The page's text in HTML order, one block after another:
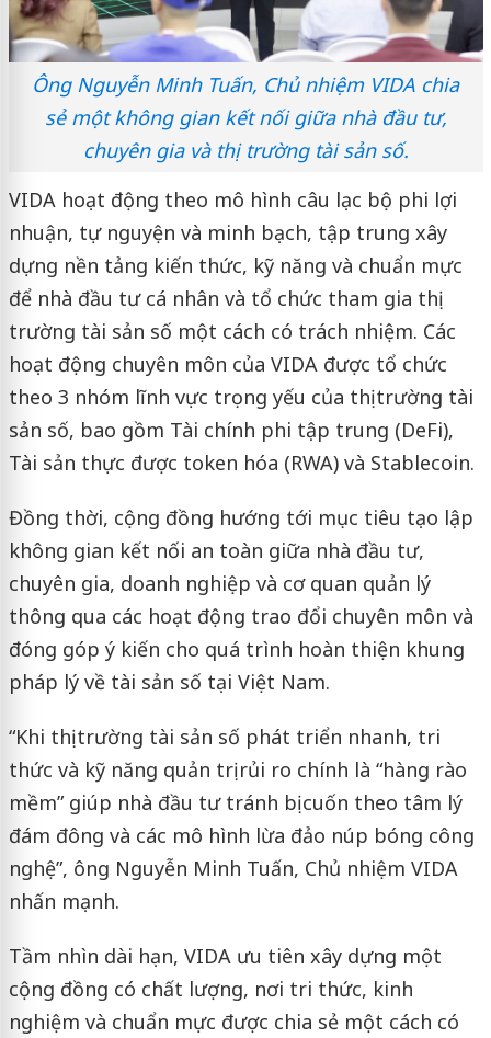
Ông Nguyễn Minh Tuấn, Chủ nhiệm VIDA chia
sẻ một không gian kết nối giữa nhà đầu tư,
chuyên gia và thị trường tài sản số.
VIDA hoạt động theo mô hình câu lạc bộ phi lợi
nhuận, tự nguyện và minh bạch, tập trung xây
dựng nền tảng kiến thức, kỹ năng và chuẩn mực
để nhà đầu tư cá nhân và tổ chức tham gia thị
trường tài sản số một cách có trách nhiệm. Các
hoạt động chuyên môn của VIDA được tổ chức
theo 3 nhóm lĩnh vực trọng yếu của thị trường tài
sản số, bao gồm Tài chính phi tập trung (DeFi),
Tài sản thực được token hóa (RWA) và Stablecoin.
Đồng thời, cộng đồng hướng tới mục tiêu tạo lập
không gian kết nối an toàn giữa nhà đầu tư,
chuyên gia, doanh nghiệp và cơ quan quản lý
thông qua các hoạt động trao đổi chuyên môn và
đóng góp ý kiến cho quá trình hoàn thiện khung
pháp lý về tài sản số tại Việt Nam.
“Khi thị trường tài sản số phát triển nhanh, tri
thức và kỹ năng quản trị rủi ro chính là “hàng rào
mềm” giúp nhà đầu tư tránh bị cuốn theo tâm lý
đám đông và các mô hình lừa đảo núp bóng công
nghệ”, ông Nguyễn Minh Tuấn, Chủ nhiệm VIDA
nhấn mạnh.
Tầm nhìn dài hạn, VIDA ưu tiên xây dựng một
cộng đồng có chất lượng, nơi tri thức, kinh
nghiệm và chuẩn mực được chia sẻ một cách có